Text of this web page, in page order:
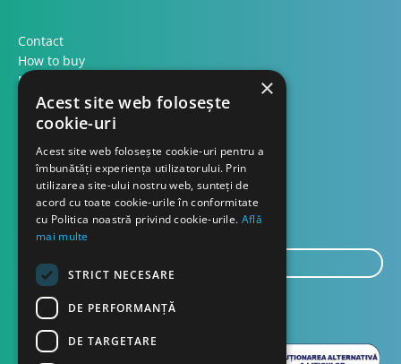
Contact
How to buy
Methods of payment
Formular retur
Contact
About us
Blog
mail...
SEND
×
Acest site web folosește
cookie-uri
Acest site web folosește cookie-uri pentru a
îmbunătăți experiența utilizatorului. Prin
utilizarea site-ului nostru web, sunteți de
acord cu toate cookie-urile în conformitate
cu Politica noastră privind cookie-urile. Află
mai multe
STRICT NECESARE
DE PERFORMANȚĂ
DE TARGETARE